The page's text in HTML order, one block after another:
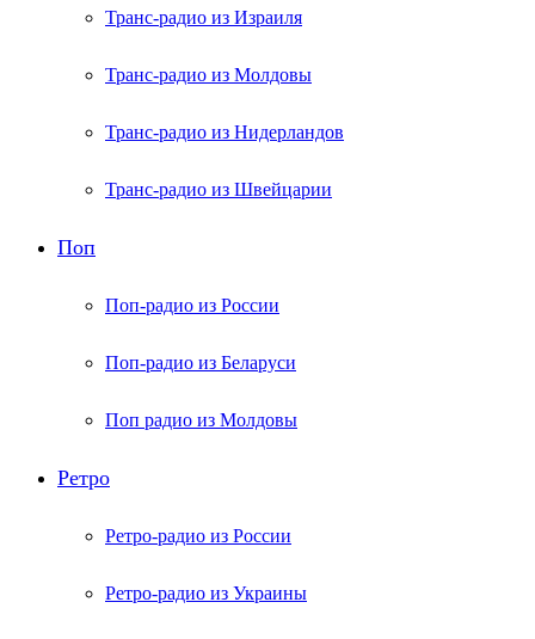
Транс-радио из Израиля
Транс-радио из Молдовы
Транс-радио из Нидерландов
Транс-радио из Швейцарии
Поп
Поп-радио из России
Поп-радио из Беларуси
Поп радио из Молдовы
Ретро
Ретро-радио из России
Ретро-радио из Украины